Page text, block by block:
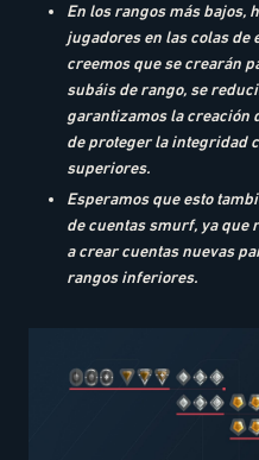
En los rangos más bajos,
jugadores en las colas de
creemos que se crearán
subáis de rango, se
garantizamos la creación
de proteger la integridad
superiores.
Esperamos que esto
de cuentas smurf, ya que
a crear cuentas nuevas
rangos inferiores.